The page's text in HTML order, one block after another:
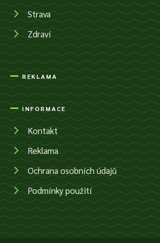
Strava
Zdraví
REKLAMA
INFORMACE
Kontakt
Reklama
Ochrana osobních údajů
Podmínky použití